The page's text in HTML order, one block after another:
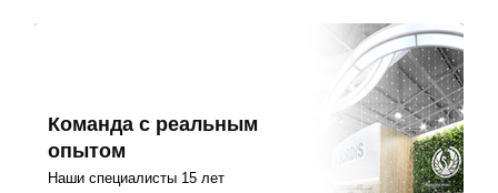
Команда с реальным
опытом
Наши специалисты 15 лет